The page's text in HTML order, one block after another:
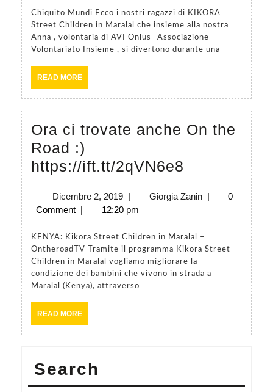
Chiquito Mundi Ecco i nostri ragazzi di KIKORA
Street Children in Maralal che insieme alla nostra
Anna , volontaria di AVI Onlus- Associazione
Volontariato Insieme , si divertono durante una
READ MOREREAD
MORE
Ora ci trovate anche On the
Road :)
https://ift.tt/2qVN6e8
trovate
On
the
Road
https://
Dicembre 2, 2019Dicembre
2,
| Giorgia ZaninGiorgia
|
0
Comment | 12:20 pm
KENYA: Kikora Street Children in Maralal –
OntheroadTV Tramite il programma Kikora Street
Children in Maralal vogliamo migliorare la
condizione dei bambini che vivono in strada a
Maralal (Kenya), attraverso
READ MOREREAD
MORE
Search